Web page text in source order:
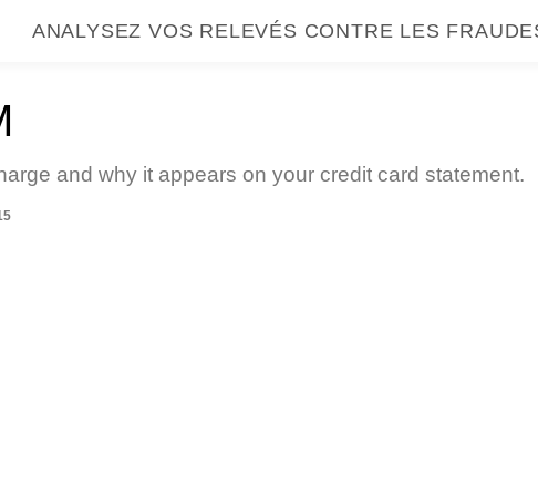
ANALYSEZ VOS RELEVÉS CONTRE LES
and why it appears on your credit card statement.